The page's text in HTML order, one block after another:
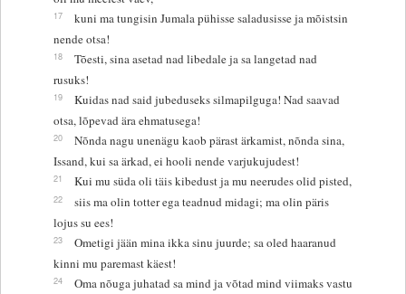
17
kuni ma tungisin Jumala pühisse saladusisse ja mõistsin
nende otsa!
18
Tõesti, sina asetad nad libedale ja sa langetad nad
rusuks!
19
Kuidas nad said jubeduseks silmapilguga! Nad saavad
otsa, lõpevad ära ehmatusega!
20
Nõnda nagu unenägu kaob pärast ärkamist, nõnda sina,
Issand, kui sa ärkad, ei hooli nende varjukujudest!
21 Kui mu süda oli täis kibedust ja mu neerudes olid pisted,
22
siis ma olin totter ega teadnud midagi; ma olin päris
lojus su ees!
23
Ometigi jään mina ikka sinu juurde; sa oled haaranud
kinni mu paremast käest!
24
Oma nõuga juhatad sa mind ja võtad mind viimaks vastu